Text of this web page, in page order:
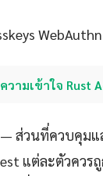
วามเข้าใจ Rust
— ส่วนที่ควบคุมแ
แต่ละตัวควร